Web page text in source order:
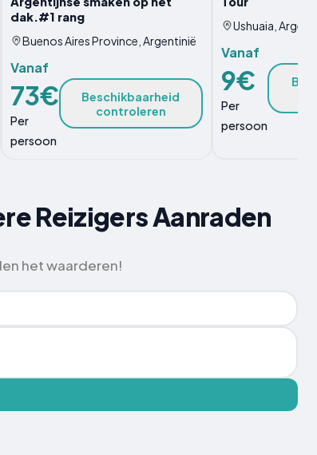
dak.#1 rang
Buenos Aires Province, Argentinië
Vanaf
73€
Per
persoon
Beschikbaarheid
controleren
Ushuaia,
Vanaf
9€
Per
persoon
Reizigers Aanraden
het waarderen!